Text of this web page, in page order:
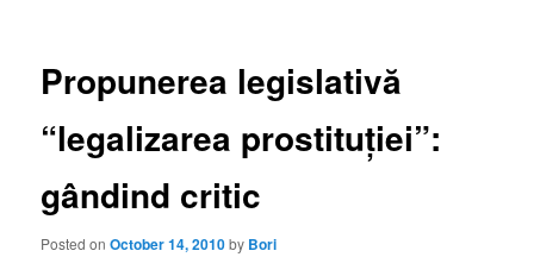
Propunerea legislativă
“legalizarea prostituției”:
gândind critic
Posted onOctober 14, 2010by Bori